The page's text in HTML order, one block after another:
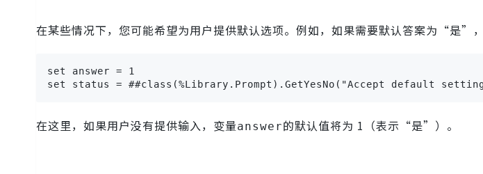
在某些情况下，您可能希望为用户提供默认选项。例如，如果需要默认答案为“是”，
set answer = 1
set status = ##class(%Library.Prompt).GetYesNo("Accept default
在这里，如果用户没有提供输入，变量answer的默认值将为 1（表示“是”）。